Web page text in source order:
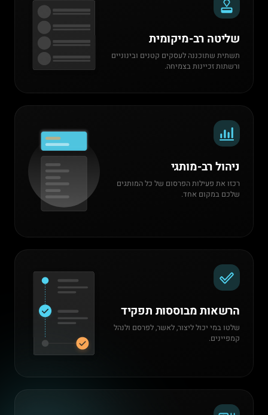
שליטה רב-מיקומית
תשתית שתוכננה לעסקים קטנים ובינוניים
ורשתות זכיינות בצמיחה.
ניהול רב-מותגי
רכזו את פעילות הפרסום של כל המותגים
שלכם במקום אחד.
הרשאות מבוססות תפקיד
שלטו במי יכול ליצור, לאשר, לפרסם ולנהל
קמפיינים.